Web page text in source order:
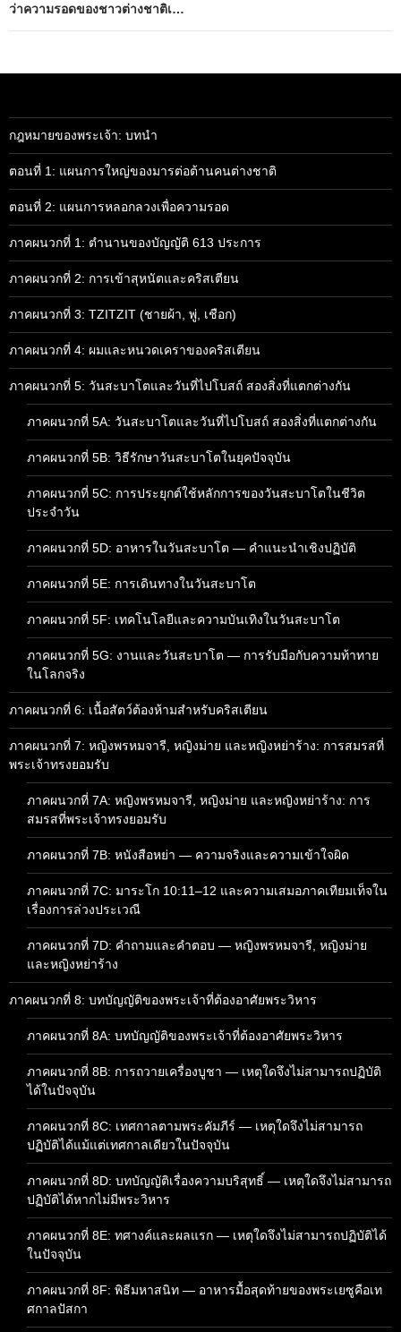
ว่าความรอดของชาวต่างชาติเ…
กฎหมายของพระเจ้า: บทนำ
ตอนที่ 1: แผนการใหญ่ของมารต่อต้านคนต่างชาติ
ตอนที่ 2: แผนการหลอกลวงเพื่อความรอด
ภาคผนวกที่ 1: ตำนานของบัญญัติ 613 ประการ
ภาคผนวกที่ 2: การเข้าสุหนัตและคริสเตียน
ภาคผนวกที่ 3: TZITZIT (ชายผ้า, พู่, เชือก)
ภาคผนวกที่ 4: ผมและหนวดเคราของคริสเตียน
ภาคผนวกที่ 5: วันสะบาโตและวันที่ไปโบสถ์ สองสิ่งที่แตกต่างกัน
ภาคผนวกที่ 5A: วันสะบาโตและวันที่ไปโบสถ์ สองสิ่งที่แตกต่างกัน
ภาคผนวกที่ 5B: วิธีรักษาวันสะบาโตในยุคปัจจุบัน
ภาคผนวกที่ 5C: การประยุกต์ใช้หลักการของวันสะบาโตในชีวิต
ประจำวัน
ภาคผนวกที่ 5D: อาหารในวันสะบาโต — คำแนะนำเชิงปฏิบัติ
ภาคผนวกที่ 5E: การเดินทางในวันสะบาโต
ภาคผนวกที่ 5F: เทคโนโลยีและความบันเทิงในวันสะบาโต
ภาคผนวกที่ 5G: งานและวันสะบาโต — การรับมือกับความท้าทาย
ในโลกจริง
ภาคผนวกที่ 6: เนื้อสัตว์ต้องห้ามสำหรับคริสเตียน
ภาคผนวกที่ 7: หญิงพรหมจารี, หญิงม่าย และหญิงหย่าร้าง: การสมรสที่
พระเจ้าทรงยอมรับ
ภาคผนวกที่ 7A: หญิงพรหมจารี, หญิงม่าย และหญิงหย่าร้าง: การ
สมรสที่พระเจ้าทรงยอมรับ
ภาคผนวกที่ 7B: หนังสือหย่า — ความจริงและความเข้าใจผิด
ภาคผนวกที่ 7C: มาระโก 10:11–12 และความเสมอภาคเทียมเท็จใน
เรื่องการล่วงประเวณี
ภาคผนวกที่ 7D: คำถามและคำตอบ — หญิงพรหมจารี, หญิงม่าย
และหญิงหย่าร้าง
ภาคผนวกที่ 8: บทบัญญัติของพระเจ้าที่ต้องอาศัยพระวิหาร
ภาคผนวกที่ 8A: บทบัญญัติของพระเจ้าที่ต้องอาศัยพระวิหาร
ภาคผนวกที่ 8B: การถวายเครื่องบูชา — เหตุใดจึงไม่สามารถปฏิบัติ
ได้ในปัจจุบัน
ภาคผนวกที่ 8C: เทศกาลตามพระคัมภีร์ — เหตุใดจึงไม่สามารถ
ปฏิบัติได้แม้แต่เทศกาลเดียวในปัจจุบัน
ภาคผนวกที่ 8D: บทบัญญัติเรื่องความบริสุทธิ์ — เหตุใดจึงไม่สามารถ
ปฏิบัติได้หากไม่มีพระวิหาร
ภาคผนวกที่ 8E: ทศางค์และผลแรก — เหตุใดจึงไม่สามารถปฏิบัติได้
ในปัจจุบัน
ภาคผนวกที่ 8F: พิธีมหาสนิท — อาหารมื้อสุดท้ายของพระเยซูคือเท
ศกาลปัสกา